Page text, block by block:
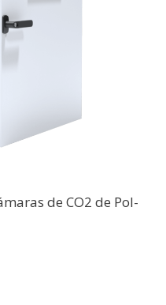
de CO2 de Pol-